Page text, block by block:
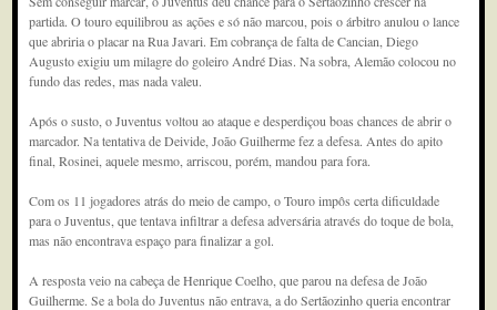
partida. O touro equilibrou as ações e só não marcou, pois o árbitro anulou o lance
que abriria o placar na Rua Javari. Em cobrança de falta de Cancian, Diego
Augusto exigiu um milagre do goleiro André Dias. Na sobra, Alemão colocou no
fundo das redes, mas nada valeu.
Após o susto, o Juventus voltou ao ataque e desperdiçou boas chances de abrir o
marcador. Na tentativa de Deivide, João Guilherme fez a defesa. Antes do apito
final, Rosinei, aquele mesmo, arriscou, porém, mandou para fora.
Com os 11 jogadores atrás do meio de campo, o Touro impôs certa dificuldade
para o Juventus, que tentava infiltrar a defesa adversária através do toque de bola,
mas não encontrava espaço para finalizar a gol.
A resposta veio na cabeça de Henrique Coelho, que parou na defesa de João
Guilherme. Se a bola do Juventus não entrava, a do Sertãozinho queria encontrar